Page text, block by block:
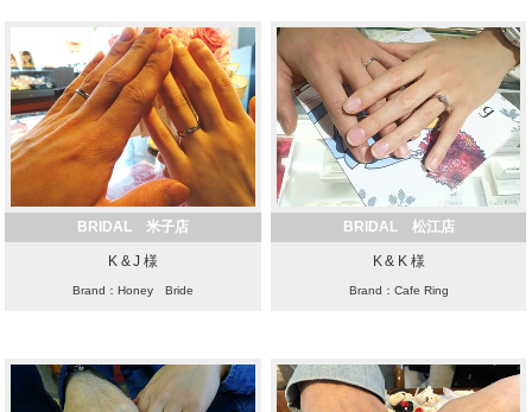
BRIDAL 米子店
K & J 様
Brand：Honey Bride
BRIDAL 松江店
K & K 様
Brand：Cafe Ring